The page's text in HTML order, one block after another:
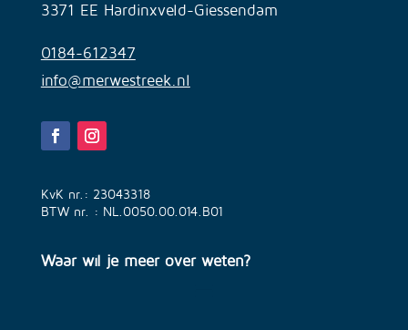
3371 EE Hardinxveld-Giessendam
0184-612347
info@merwestreek.nl
KvK nr.: 23043318
BTW nr. : NL.0050.00.014.B01
Waar wil je meer over weten?